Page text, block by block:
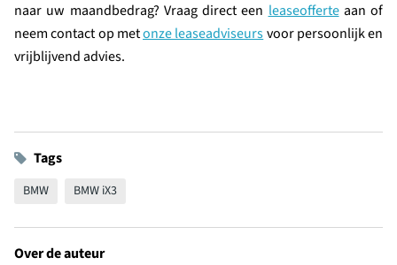
naar uw maandbedrag? Vraag direct een leaseofferteaan of
neem contact op metonze leaseadviseursvoor persoonlijk en
vrijblijvend advies.
Tags
BMW BMW iX3
Over de auteur